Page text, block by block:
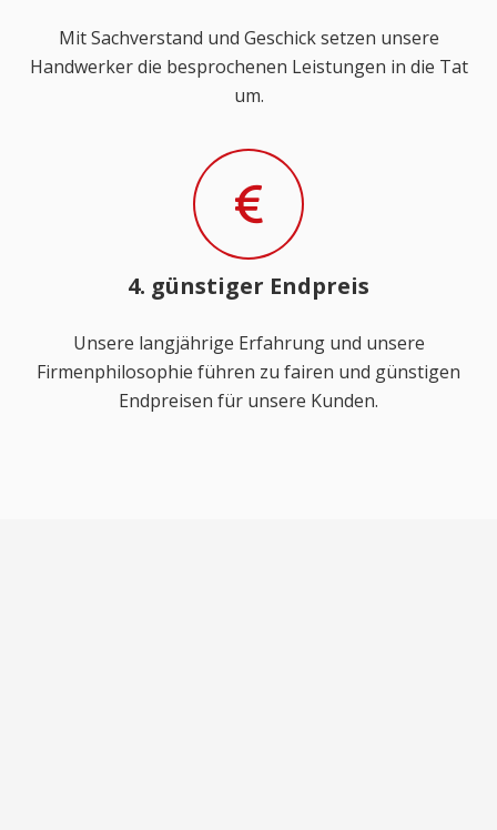
Mit Sachverstand und Geschick setzen unsere
Handwerker die besprochenen Leistungen in die Tat
um.
4. günstiger Endpreis
Unsere langjährige Erfahrung und unsere
Firmenphilosophie führen zu fairen und günstigen
Endpreisen für unsere Kunden.